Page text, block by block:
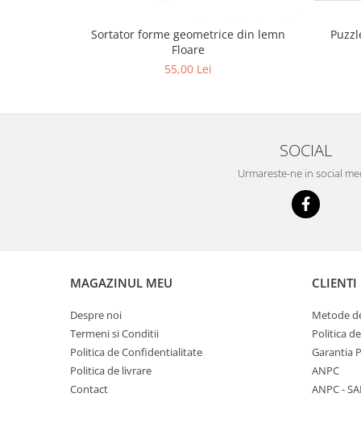
Sortator forme geometrice din lemn
Floare
55,00 Lei
SOCIAL
Urmareste-ne in social
MAGAZINUL MEU
Despre noi
Termeni si Conditii
Politica de Confidentialitate
Politica de livrare
Contact
CLIENTI
Metode
Politica
Garantia
ANPC
ANPC -